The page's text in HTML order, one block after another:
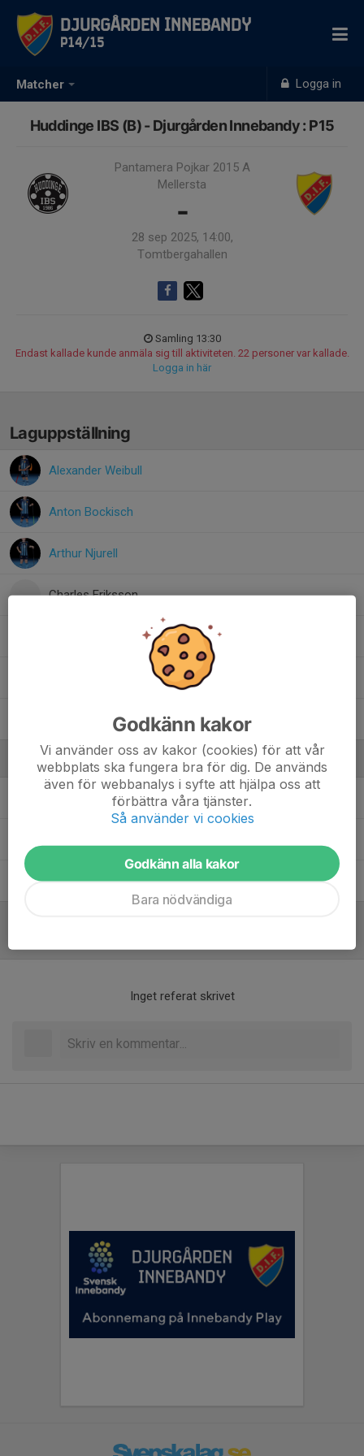
Matcher Logga in
Djurgården Innebandy
P14/15
Huddinge IBS (B) - Djurgården Innebandy : P15
Pantamera Pojkar 2015 A
Mellersta
-
28 sep 2025, 14:00,
Tomtbergahallen
Samling 13:30
Endast kallade kunde anmäla sig till aktiviteten. 22 personer var kallade.
Logga in här
Laguppställning
Alexander Weibull
Anton Bockisch
Arthur Njurell
Charles Eriksson
Douglas Hasselblad
Vilhelm Erviken
Ledare
Andreas BockischTränare
Susanna NordmalmTränare
Inget referat skrivet
Godkänn kakor
Vi använder oss av kakor (cookies) för att vår
webbplats ska fungera bra för dig. De används
även för webbanalys i syfte att hjälpa oss att
förbättra våra tjänster.
Så använder vi cookies
Godkänn alla kakor
Bara nödvändiga